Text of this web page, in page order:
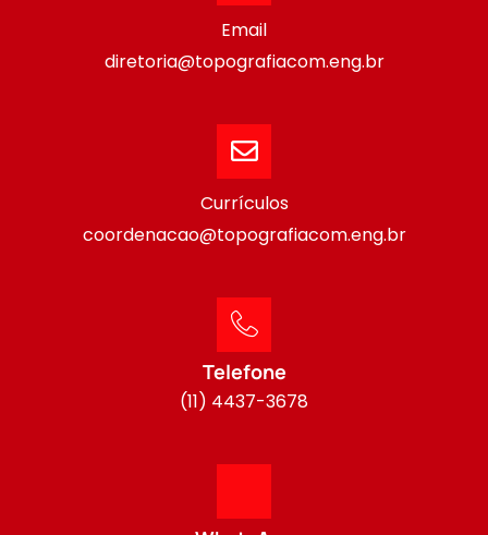
Email
diretoria@topografiacom.eng.br
Currículos
coordenacao@topografiacom.eng.br
Telefone
(11) 4437-3678